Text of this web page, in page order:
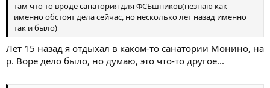
там что то вроде санатория для ФСБшников(незнаю как
именно обстоят дела сейчас, но несколько лет назад именно
так и было)
Лет 15 назад я отдыхал в каком-то санатории Монино, на
р. Воре дело было, но думаю, это что-то другое...